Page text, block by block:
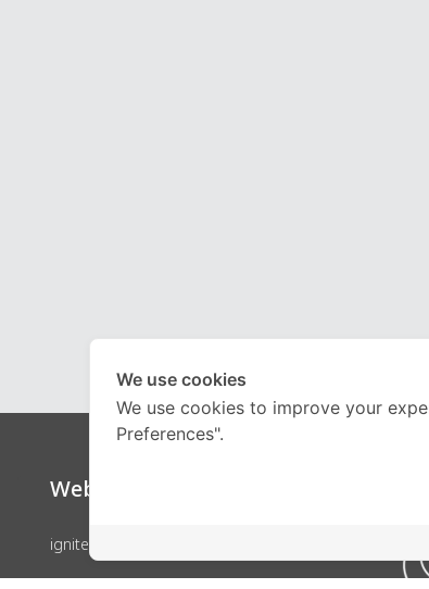
Website
ignite by OnDemand
We use cookies
We use cookies to improve your
Preferences".